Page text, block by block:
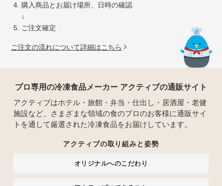
購入商品とお届け場所、日時の確認
↓
ご注文確定
ご注文の流れについて詳細はこちら
プロ専用の冷凍食品メーカー アクティブの通販サイト
アクティブはホテル・旅館・弁当・仕出し・居酒屋・老健
施設など、さまざまな領域の食のプロのお客様に通販サイ
トを通して厳選された冷凍食品をお届けしています。
アクティブの取り組みと姿勢
オリジナルへのこだわり